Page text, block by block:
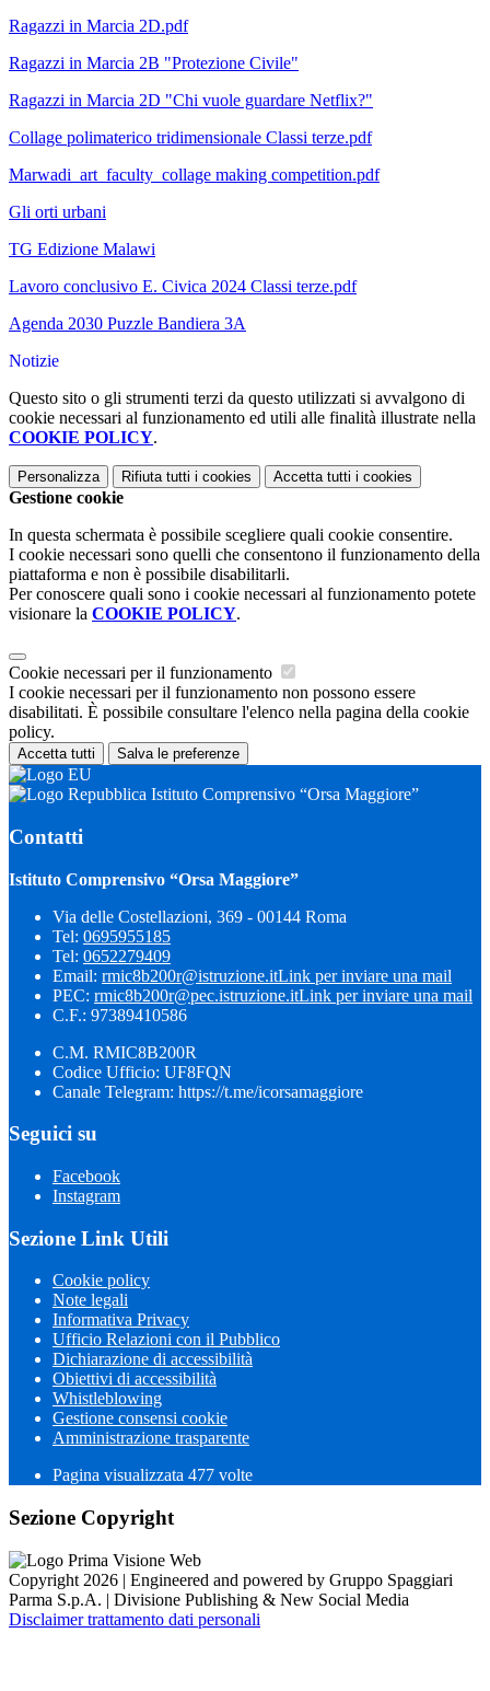
Ragazzi in Marcia 2D.pdf
Ragazzi in Marcia 2B "Protezione Civile"
Ragazzi in Marcia 2D "Chi vuole guardare Netflix?"
Collage polimaterico tridimensionale Classi terze.pdf
Marwadi_art_faculty_collage making competition.pdf
Gli orti urbani
TG Edizione Malawi
Lavoro conclusivo E. Civica 2024 Classi terze.pdf
Agenda 2030 Puzzle Bandiera 3A
Notizie
Questo sito o gli strumenti terzi da questo utilizzati si avvalgono di
cookie necessari al funzionamento ed utili alle finalità illustrate nella
COOKIE POLICY.
Personalizza Rifiuta tutti i cookies Accetta tutti i cookies
Gestione cookie
In questa schermata è possibile scegliere quali cookie consentire.
I cookie necessari sono quelli che consentono il funzionamento della
piattaforma e non è possibile disabilitarli.
Per conoscere quali sono i cookie necessari al funzionamento potete
visionare la COOKIE POLICY.
Cookie necessari per il funzionamento
I cookie necessari per il funzionamento non possono essere
disabilitati. È possibile consultare l'elenco nella pagina della cookie
policy.
Accetta tutti Salva le preferenze
Istituto Comprensivo “Orsa Maggiore”
Contatti
Istituto Comprensivo “Orsa Maggiore”
Via delle Costellazioni, 369 - 00144 Roma
Tel: 0695955185
Tel: 0652279409
Email: rmic8b200r@istruzione.itLink per inviare una mail
PEC: rmic8b200r@pec.istruzione.itLink per inviare una mail
C.F.: 97389410586
C.M. RMIC8B200R
Codice Ufficio: UF8FQN
Canale Telegram: https://t.me/icorsamaggiore
Seguici su
Facebook
Instagram
Sezione Link Utili
Cookie policy
Note legali
Informativa Privacy
Ufficio Relazioni con il Pubblico
Dichiarazione di accessibilità
Obiettivi di accessibilità
Whistleblowing
Gestione consensi cookie
Amministrazione trasparente
Pagina visualizzata 477 volte
Sezione Copyright
Copyright 2026 | Engineered and powered by Gruppo Spaggiari
Parma S.p.A. | Divisione Publishing & New Social Media
Disclaimer trattamento dati personali